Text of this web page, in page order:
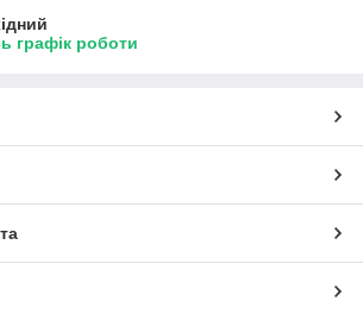
графік роботи